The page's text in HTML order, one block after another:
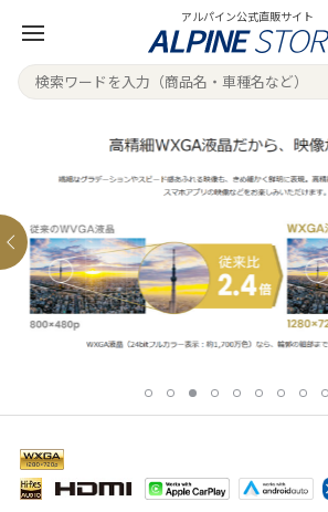
アルパイン公式直販サイト